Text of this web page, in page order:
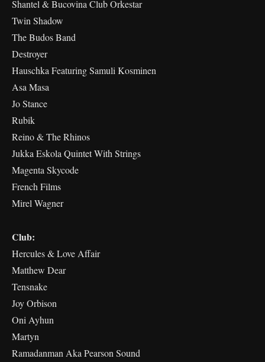
Shantel & Bucovina Club Orkestar
Twin Shadow
The Budos Band
Destroyer
Hauschka Featuring Samuli Kosminen
Asa Masa
Jo Stance
Rubik
Reino & The Rhinos
Jukka Eskola Quintet With Strings
Magenta Skycode
French Films
Mirel Wagner
Club:
Hercules & Love Affair
Matthew Dear
Tensnake
Joy Orbison
Oni Ayhun
Martyn
Ramadanman Aka Pearson Sound